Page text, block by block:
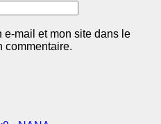
e-mail et mon site dans le
commentaire.